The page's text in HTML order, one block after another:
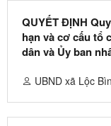
QUYẾT ĐỊNH
hạn và cơ cấu tổ
dân và Ủy ban
UBND xã Lộc